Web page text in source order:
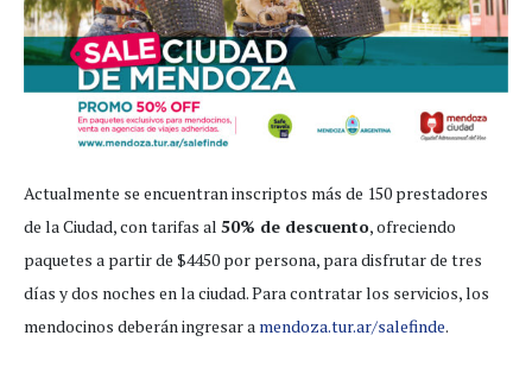
Actualmente se encuentran inscriptos más de 150 prestadores
de la Ciudad, con tarifas al 50% de descuento, ofreciendo
paquetes a partir de $4450 por persona, para disfrutar de tres
días y dos noches en la ciudad. Para contratar los servicios, los
mendocinos deberán ingresar a mendoza.tur.ar/salefinde.